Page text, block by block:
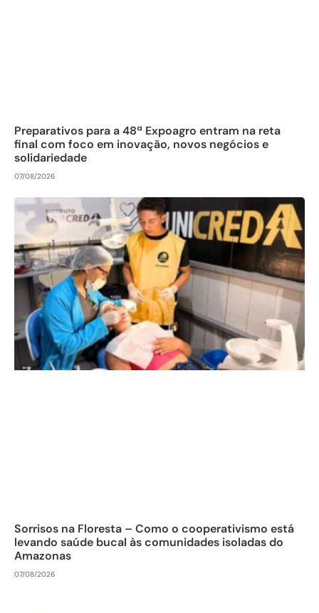
Preparativos para a 48ª Expoagro entram na reta
final com foco em inovação, novos negócios e
solidariedade
07/08/2026
Sorrisos na Floresta – Como o cooperativismo está
levando saúde bucal às comunidades isoladas do
Amazonas
07/08/2026